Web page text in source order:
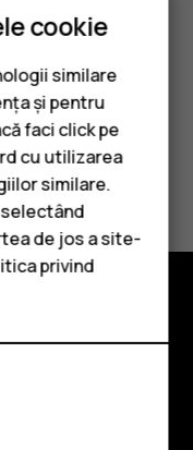
cookie
similare
și pentru
faci click pe
cu utilizarea
similare.
de jos a site-
privind